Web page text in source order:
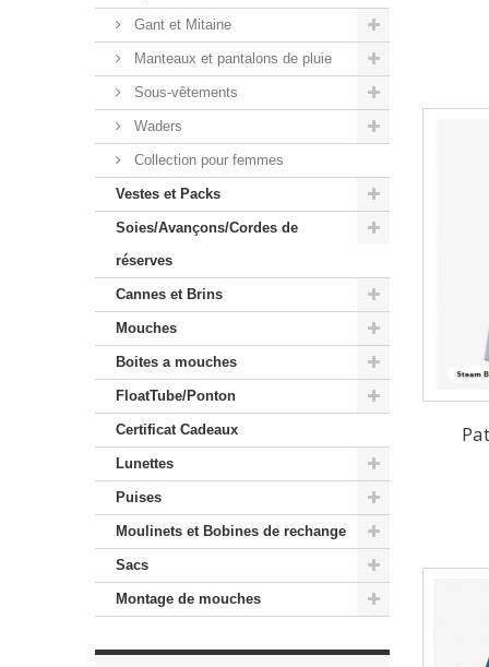
Gant et Mitaine
Manteaux et pantalons de pluie
Sous-vêtements
Waders
Collection pour femmes
Vestes et Packs
Soies/Avançons/Cordes de
réserves
Cannes et Brins
Mouches
Boites a mouches
FloatTube/Ponton
Certificat Cadeaux
Lunettes
Puises
Moulinets et Bobines de rechange
Sacs
Montage de mouches